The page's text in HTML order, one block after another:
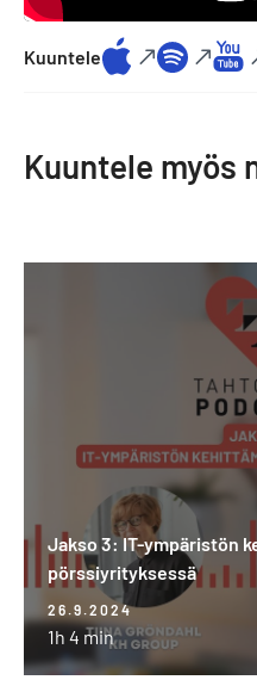
Kuuntele
Kuuntele myös
Jakso 3: IT-ympäristön
pörssiyrityksessä
26.9.2024
1h 4 min